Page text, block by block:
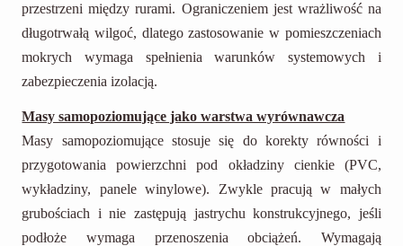
przestrzeni między rurami. Ograniczeniem jest wrażliwość na
długotrwałą wilgoć, dlatego zastosowanie w pomieszczeniach
mokrych wymaga spełnienia warunków systemowych i
zabezpieczenia izolacją.
Masy samopoziomujące jako warstwa wyrównawcza
Masy samopoziomujące stosuje się do korekty równości i
przygotowania powierzchni pod okładziny cienkie (PVC,
wykładziny, panele winylowe). Zwykle pracują w małych
grubościach i nie zastępują jastrychu konstrukcyjnego, jeśli
podłoże wymaga przenoszenia obciążeń. Wymagają